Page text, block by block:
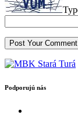
Podporujú nás